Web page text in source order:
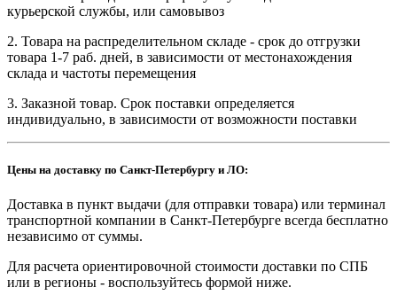
курьерской службы, или самовывоз
2. Товара на распределительном складе - срок до отгрузки
товара 1-7 раб. дней, в зависимости от местонахождения
склада и частоты перемещения
3. Заказной товар. Срок поставки определяется
индивидуально, в зависимости от возможности поставки
Цены на доставку по Санкт-Петербургу и ЛО:
Доставка в пункт выдачи (для отправки товара) или терминал
транспортной компании в Санкт-Петербурге всегда бесплатно
независимо от суммы.
Для расчета ориентировочной стоимости доставки по СПБ
или в регионы - воспользуйтесь формой ниже.